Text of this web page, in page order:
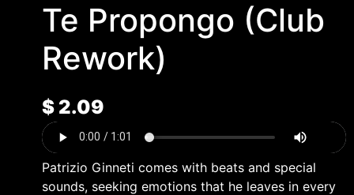
Te Propongo (Club
Rework)
$2.09
Patrizio Ginneti comes with beats and special
sounds, seeking emotions that he leaves in every